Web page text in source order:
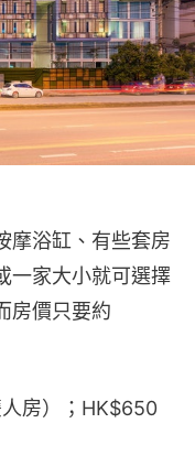
摩浴缸、有些套房
一家大小就可選擇
房價只要約
房）；HK$650